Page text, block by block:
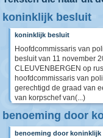
koninklijk besluit
koninklijk besluit
Hoofdcommissaris van
besluit van 11 november
CLEUVENBERGEN op
hoofdcommissaris van
gerechtigd de graad van
van korpschef van(...)
benoeming door
benoeming door koninklijk